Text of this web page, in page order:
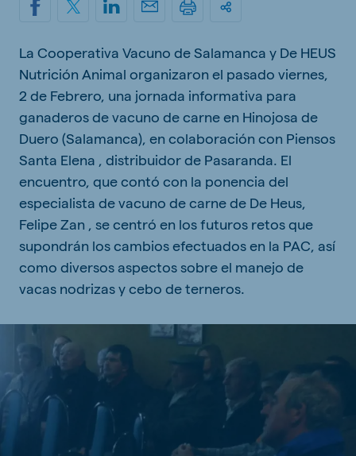
La Cooperativa Vacuno de Salamanca y De HEUS
Nutrición Animal organizaron el pasado viernes,
2 de Febrero, una jornada informativa para
ganaderos de vacuno de carne en Hinojosa de
Duero (Salamanca), en colaboración con Piensos
Santa Elena , distribuidor de Pasaranda. El
encuentro, que contó con la ponencia del
especialista de vacuno de carne de De Heus,
Felipe Zan , se centró en los futuros retos que
supondrán los cambios efectuados en la PAC, así
como diversos aspectos sobre el manejo de
vacas nodrizas y cebo de terneros.